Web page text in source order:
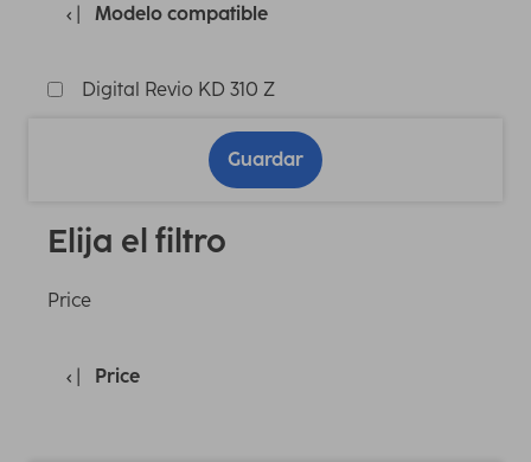
Modelo compatible
Digital Revio KD 310 Z
Guardar
Elija el filtro
Price
Price